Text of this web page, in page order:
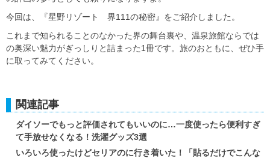
今回は、『星野リゾート 界111の秘密』をご紹介しました。
これまで知られることのなかった界の舞台裏や、温泉旅館ならでは
の奥深い魅力がぎっしりと詰まった1冊です。旅のおともに、ぜひ手
に取ってみてください。
関連記事
ダイソーでもっと評価されてもいいのに…一度使ったら便利すぎ
て手放せなくなる！洗濯グッズ3選
いろいろ使ったけどセリアのに行き着いた！「貼るだけでこんな